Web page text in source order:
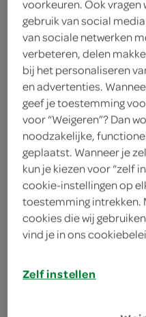
330 Milliliter
Let op: aanbiedingen
producten, maar
verwerkt in de
drink een zachte
een hip flesje, lekker
gewoon thuis op de bank
voorkeuren. Ook
gebruik van social
van sociale netwerken
verbeteren, delen
bij het personaliseren
en advertenties.
geef je toestemming
voor “Weigeren”? Dan
noodzakelijke,
geplaatst. Wanneer je
kun je kiezen voor “zelf
cookie-instellingen op
toestemming intrekken.
cookies die wij
vind je in ons
Zelf instellen